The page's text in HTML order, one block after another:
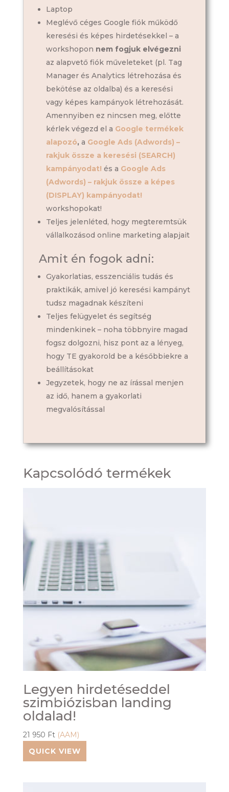
Laptop
Meglévő céges Google fiók működő
keresési és képes hirdetésekkel – a
workshopon nem fogjuk elvégezni
az alapvető fiók műveleteket (pl. Tag
Manager és Analytics létrehozása és
bekötése az oldalba) és a keresési
vagy képes kampányok létrehozását.
Amennyiben ez nincsen meg, előtte
kérlek végezd el a Google termékek
alapozó, a Google Ads (Adwords) –
rakjuk össze a keresési (SEARCH)
kampányodat! és a Google Ads
(Adwords) – rakjuk össze a képes
(DISPLAY) kampányodat!
workshopokat!
Teljes jelenléted, hogy megteremtsük
vállalkozásod online marketing alapjait
Amit én fogok adni:
Gyakorlatias, esszenciális tudás és
praktikák, amivel jó keresési kampányt
tudsz magadnak készíteni
Teljes felügyelet és segítség
mindenkinek – noha többnyire magad
fogsz dolgozni, hisz pont az a lényeg,
hogy TE gyakorold be a későbbiekre a
beállításokat
Jegyzetek, hogy ne az írással menjen
az idő, hanem a gyakorlati
megvalósítással
Kapcsolódó termékek
Legyen hirdetéseddel
szimbiózisban landing
oldalad!
21 950 Ft (AAM)
QUICK VIEW